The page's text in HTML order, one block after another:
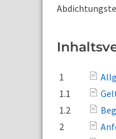
1
1.1
1.2
2